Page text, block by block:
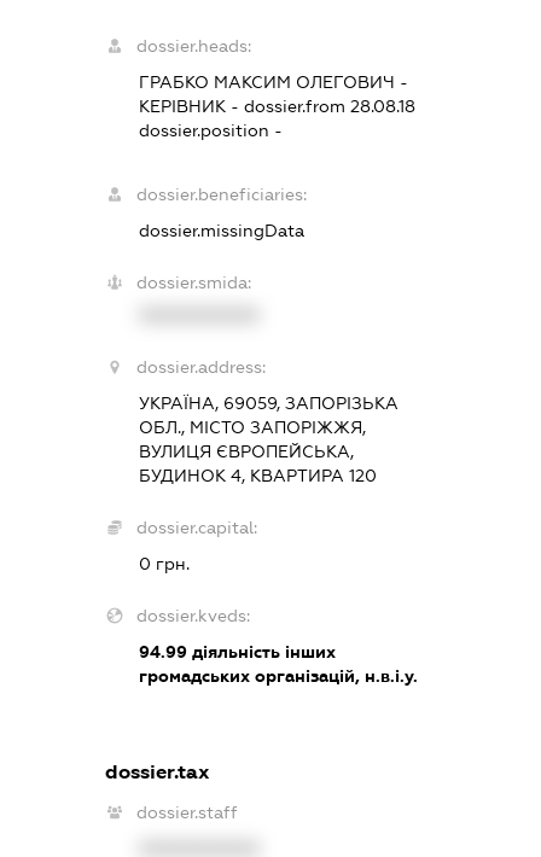
dossier.heads:
ГРАБКО МАКСИМ ОЛЕГОВИЧ -
КЕРІВНИК - dossier.from 28.08.18
dossier.position -
dossier.beneficiaries:
dossier.missingData
dossier.smida:
dossier.address:
УКРАЇНА, 69059, ЗАПОРІЗЬКА
ОБЛ., МІСТО ЗАПОРІЖЖЯ,
ВУЛИЦЯ ЄВРОПЕЙСЬКА,
БУДИНОК 4, КВАРТИРА 120
dossier.capital:
0 грн.
dossier.kveds:
94.99діяльність інших
громадських організацій, н.в.і.у.
dossier.tax
dossier.staff